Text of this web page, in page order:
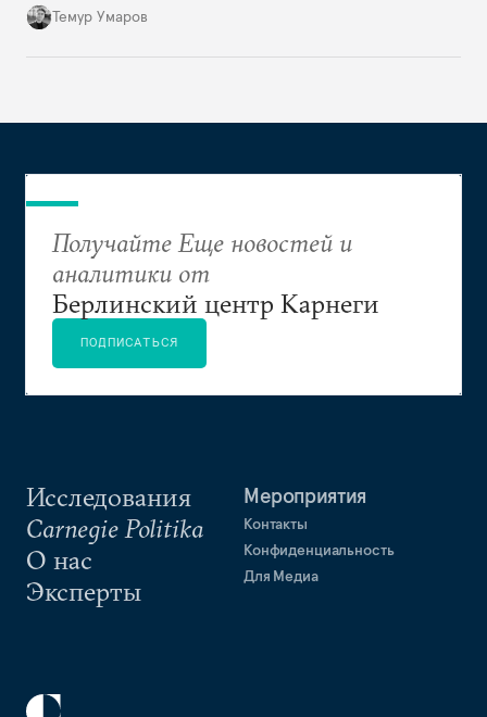
подробно описал механизм собственного
Темур Умаров
Исследования
Carnegie Politika
О нас
Эксперты
Мероприятия
Контакты
Конфиденциальность
Для Медиа
Получайте Еще новостей и
аналитики от
Берлинский центр Карнеги
ПОДПИСАТЬСЯ